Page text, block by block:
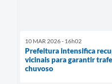
10 MAR 2026 - 16h02
Prefeitura intensifica
vicinais para garantir
chuvoso